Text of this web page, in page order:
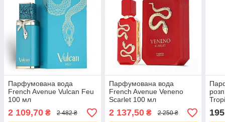
Парфумована вода
French Avenue Vulcan Feu
100 мл
2 109,70 ₴ 2 482 ₴
Парфумована вода
French Avenue Veneno
Scarlet 100 мл
2 137,50₴ 2 250 ₴ 195